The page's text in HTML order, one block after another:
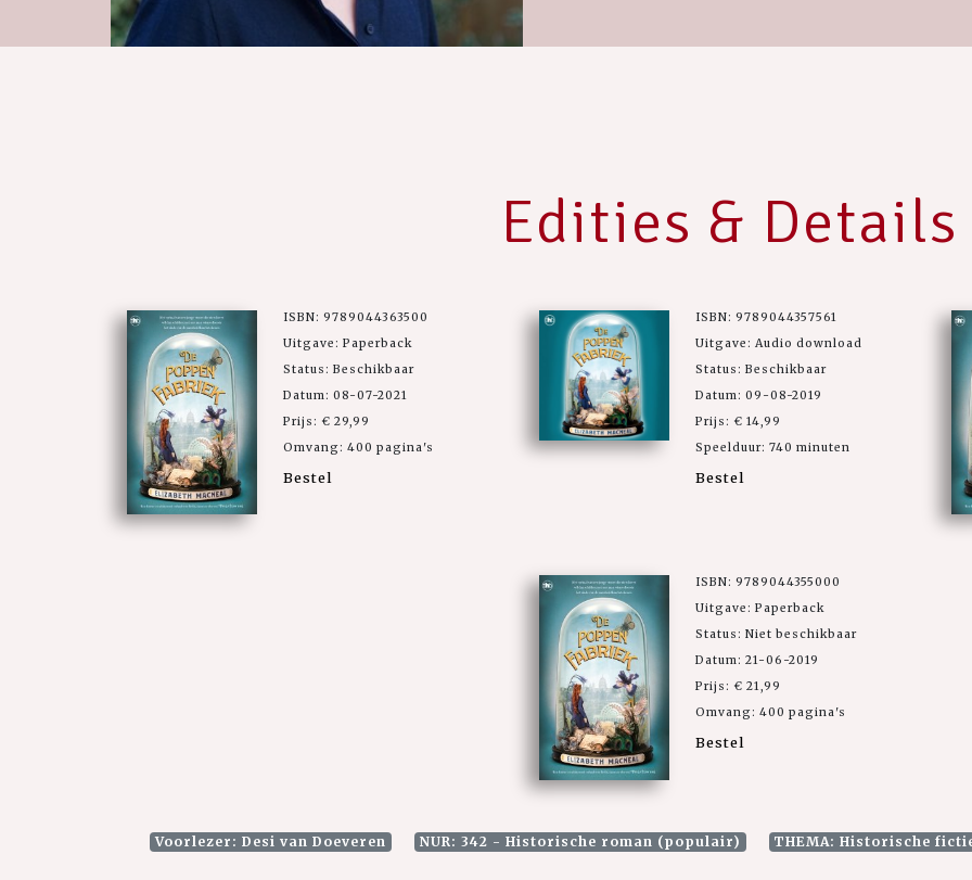
Edities & Details
ISBN: 9789044363500
Uitgave: Paperback
Status: Beschikbaar
Datum: 08-07-2021
Prijs: € 29,99
Omvang: 400 pagina's
Bestel
ISBN: 9789044357561
Uitgave: Audio download
Status: Beschikbaar
Datum: 09-08-2019
Prijs: € 14,99
Speelduur: 740 minuten
Bestel
ISBN: 9789044355000
Uitgave: Paperback
Status: Niet beschikbaar
Datum: 21-06-2019
Prijs: € 21,99
Omvang: 400 pagina's
Bestel
Voorlezer: Desi van Doeveren NUR: 342 - Historische roman (populair) THEMA: Historische